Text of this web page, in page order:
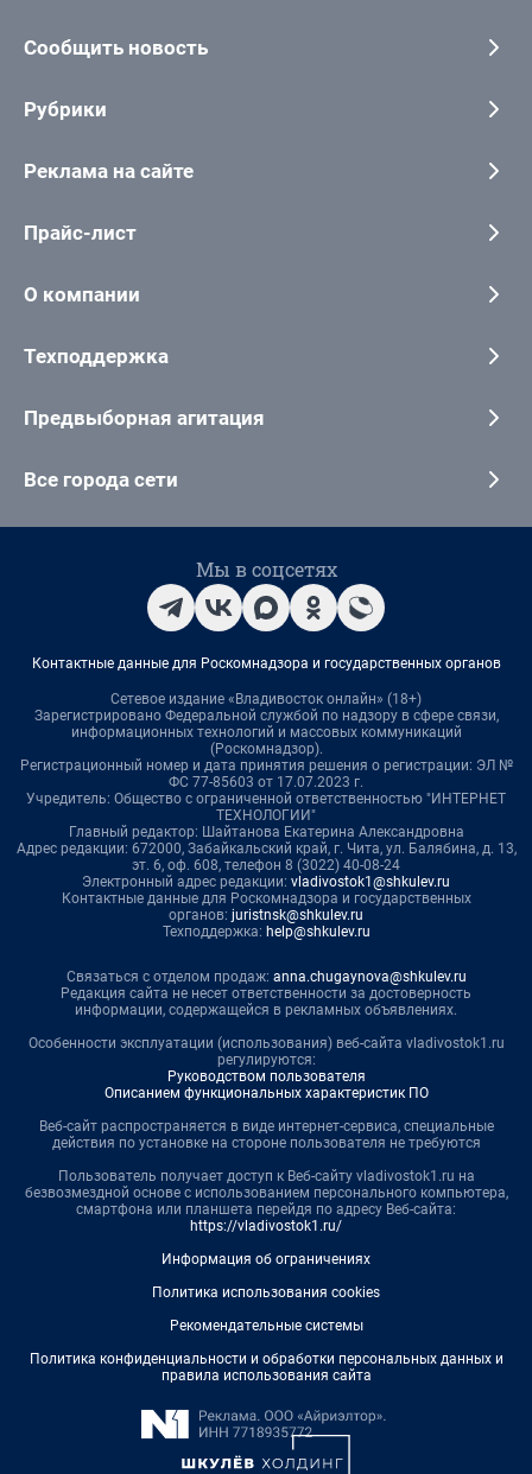
Сообщить новость
Рубрики
Реклама на сайте
Прайс-лист
О компании
Техподдержка
Предвыборная агитация
Все города сети
Мы в соцсетях
Контактные данные для Роскомнадзора и государственных органов
Сетевое издание «Владивосток онлайн» (18+)
Зарегистрировано Федеральной службой по надзору в сфере связи,
информационных технологий и массовых коммуникаций
(Роскомнадзор).
Регистрационный номер и дата принятия решения о регистрации: ЭЛ №
ФС 77-85603 от 17.07.2023 г.
Учредитель: Общество с ограниченной ответственностью "ИНТЕРНЕТ
ТЕХНОЛОГИИ"
Главный редактор: Шайтанова Екатерина Александровна
Адрес редакции: 672000, Забайкальский край, г. Чита, ул. Балябина, д. 13,
эт. 6, оф. 608, телефон 8 (3022) 40-08-24
Электронный адрес редакции: vladivostok1@shkulev.ru
Контактные данные для Роскомнадзора и государственных
органов: juristnsk@shkulev.ru
Техподдержка: help@shkulev.ru
Связаться с отделом продаж: anna.chugaynova@shkulev.ru
Редакция сайта не несет ответственности за достоверность
информации, содержащейся в рекламных объявлениях.
Особенности эксплуатации (использования) веб-сайта vladivostok1.ru
регулируются:
Руководством пользователя
Описанием функциональных характеристик ПО
Веб-сайт распространяется в виде интернет-сервиса, специальные
действия по установке на стороне пользователя не требуются
Пользователь получает доступ к Веб-сайту vladivostok1.ru на
безвозмездной основе с использованием персонального компьютера,
смартфона или планшета перейдя по адресу Веб-сайта:
https://vladivostok1.ru/
Информация об ограничениях
Политика использования cookies
Рекомендательные системы
Политика конфиденциальности и обработки персональных данных и
правила использования сайта